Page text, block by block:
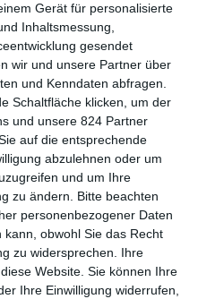
Gerät für personalisierte
Inhaltsmessung,
gesendet
wir und unsere Partner über
und Kenndaten abfragen.
Schaltfläche klicken, um der
und unsere 824 Partner
auf die entsprechende
abzulehnen oder um
und um Ihre
zu ändern. Bitte beachten
personenbezogener Daten
obwohl Sie das Recht
zu widersprechen. Ihre
Website. Sie können Ihre
Ihre Einwilligung widerrufen,
Musicals sind immer so eine
nutzen zu wollen, um noch
Kasse zu machen, mag
So richtig oft funktioniert das
West Side Storyhatte zwar
Kinos aber unter.In the
niemanden, obwohl es
vonLin-Manuel Miranda
Sensation geworden war.
schlechteste Entscheidung,
landete, anstatt in den
zu wollen. Zumal der
hat, die nicht unbedingt